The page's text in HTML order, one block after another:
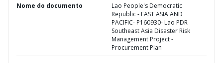
Nome do documento
Lao People's Democratic
Republic - EAST ASIA AND
PACIFIC- P160930- Lao PDR
Southeast Asia Disaster Risk
Management Project -
Procurement Plan